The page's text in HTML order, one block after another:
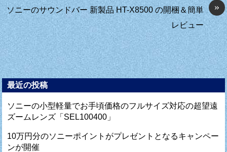
»
ソニーのサウンドバー 新製品 HT-X8500 の開梱＆簡単
レビュー
最近の投稿
ソニーの小型軽量でお手頃価格のフルサイズ対応の超望遠
ズームレンズ「SEL100400」
10万円分のソニーポイントがプレゼントとなるキャンペー
ンが開催